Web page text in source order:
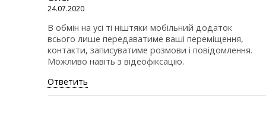
24.07.2020
В обмін на усі ті ніштяки мобільний додаток
всього лише передаватиме ваші переміщення,
контакти, записуватиме розмови і повідомлення.
Можливо навіть з відеофіксацію.
Ответить